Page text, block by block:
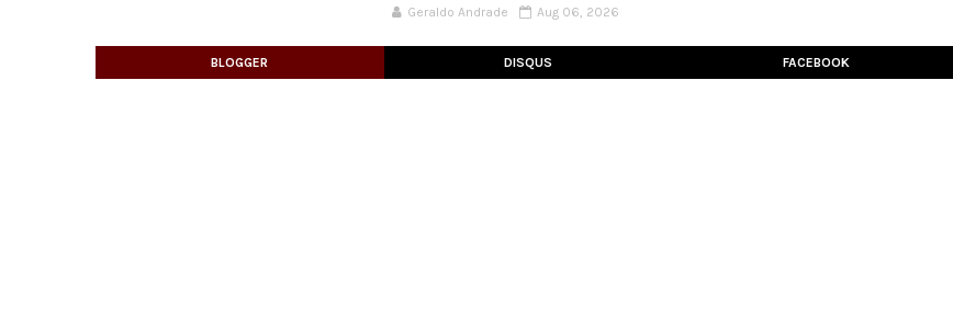
Geraldo Andrade Aug 06, 2026
BLOGGER DISQUS FACEBOOK